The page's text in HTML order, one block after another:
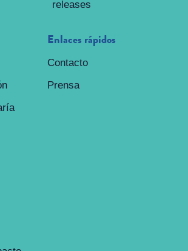
Enlaces rápidos
Contacto
Prensa
releases